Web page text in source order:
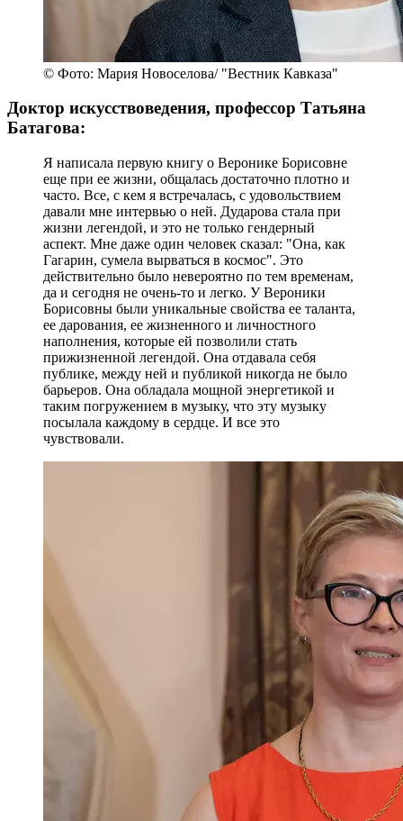
© Фото: Мария Новоселова/ "Вестник Кавказа"
Доктор искусствоведения, профессор Татьяна
Батагова:
Я написала первую книгу о Веронике Борисовне
еще при ее жизни, общалась достаточно плотно и
часто. Все, с кем я встречалась, с удовольствием
давали мне интервью о ней. Дударова стала при
жизни легендой, и это не только гендерный
аспект. Мне даже один человек сказал: "Она, как
Гагарин, сумела вырваться в космос". Это
действительно было невероятно по тем временам,
да и сегодня не очень-то и легко. У Вероники
Борисовны были уникальные свойства ее таланта,
ее дарования, ее жизненного и личностного
наполнения, которые ей позволили стать
прижизненной легендой. Она отдавала себя
публике, между ней и публикой никогда не было
барьеров. Она обладала мощной энергетикой и
таким погружением в музыку, что эту музыку
посылала каждому в сердце. И все это
чувствовали.